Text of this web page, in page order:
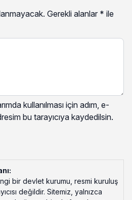
Gerekli alanlar * ile
kullanılması için adım, e-
bu tarayıcıya kaydedilsin.
bir devlet kurumu, resmi kuruluş
değildir. Sitemiz, yalnızca